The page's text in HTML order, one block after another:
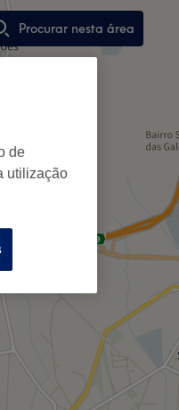
Procurar nesta área
,
de
utilização